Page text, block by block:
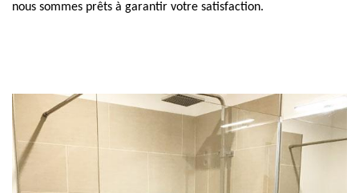
nous sommes prêts à garantir votre satisfaction.